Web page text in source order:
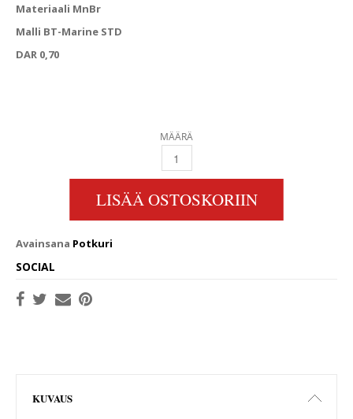
Materiaali MnBr
Malli BT-Marine STD
DAR 0,70
MÄÄRÄ
22 X 21 4RH 35MM QUANTITY
LISÄÄ OSTOSKORIIN
Avainsana Potkuri
SOCIAL
KUVAUS